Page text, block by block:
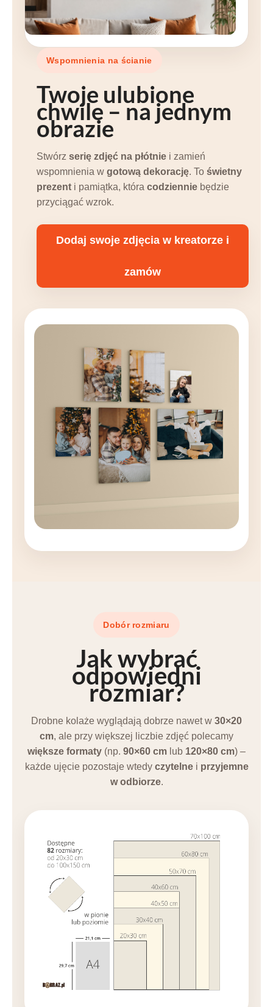
Wspomnienia na ścianie
Twoje ulubione
chwile– na jednym
obrazie
Stwórz serię zdjęć na płótnie i zamień
wspomnienia w gotową dekorację. To świetny
prezent i pamiątka, która codziennie będzie
przyciągać wzrok.
Dodaj swoje zdjęcia w kreatorze i
zamów
Dobór rozmiaru
Jak wybrać
odpowiedni
rozmiar?
Drobne kolaże wyglądają dobrze nawet w 30×20
cm, ale przy większej liczbie zdjęć polecamy
większe formaty (np. 90×60 cm lub 120×80 cm) –
każde ujęcie pozostaje wtedy czytelnei przyjemne
w odbiorze.